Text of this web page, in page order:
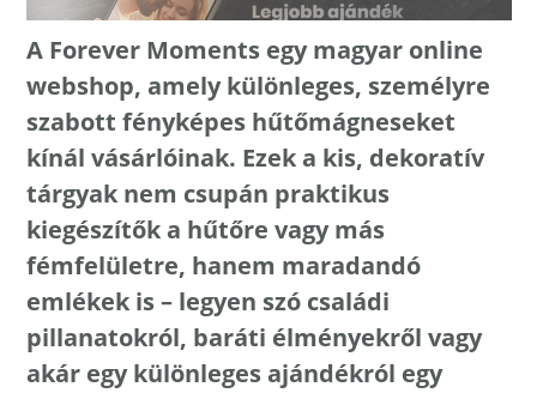
A Forever Moments egy magyar online
webshop, amely különleges, személyre
szabott fényképes hűtőmágneseket
kínál vásárlóinak. Ezek a kis, dekoratív
tárgyak nem csupán praktikus
kiegészítők a hűtőre vagy más
fémfelületre, hanem maradandó
emlékek is – legyen szó családi
pillanatokról, baráti élményekről vagy
akár egy különleges ajándékról egy